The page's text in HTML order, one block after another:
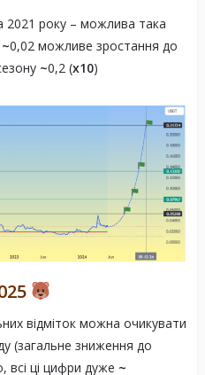
можливості
2021 року – можлива така
~0,02 можливе зростання до
~0,2 (х10)
відміток можна очикувати
(загальне зниження до
всі ці цифри дуже ~